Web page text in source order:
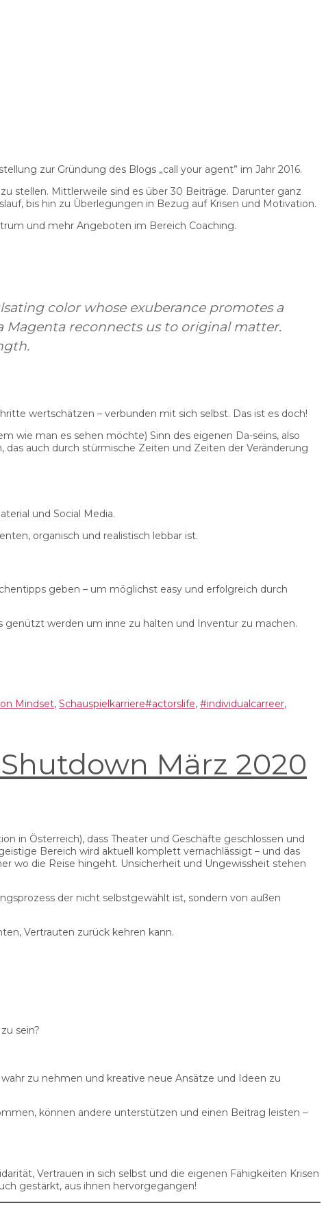
zur Gründung des Blogs „call your agent” im Jahr 2016.
stellen. Mittlerweile sind es über 30 Beiträge. Darunter ganz
bis hin zu Überlegungen in Bezug auf Krisen und Motivation.
und mehr Angeboten im Bereich Coaching.
color whose exuberance promotes a
reconnects us to original matter.
wertschätzen – verbunden mit sich selbst. Das ist es doch!
wie man es sehen möchte) Sinn des eigenen Da-seins, also
auch durch stürmische Zeiten und Zeiten der Veränderung
und Social Media.
organisch und realistisch lebbar ist.
geben – um möglichst easy und erfolgreich durch
genützt werden um inne zu halten und Inventur zu machen.
Mindset, Schauspielkarriere#actorslife, #individualcarreer,
März 2020
in Österreich), dass Theater und Geschäfte geschlossen und
Bereich wird aktuell komplett vernachlässigt – und das
wo die Reise hingeht. Unsicherheit und Ungewissheit stehen
der nicht selbstgewählt ist, sondern von außen
Vertrauten zurück kehren kann.
sein?
zu nehmen und kreative neue Ansätze und Ideen zu
können andere unterstützen und einen Beitrag leisten –
Vertrauen in sich selbst und die eigenen Fähigkeiten Krisen
gestärkt, aus ihnen hervorgegangen!